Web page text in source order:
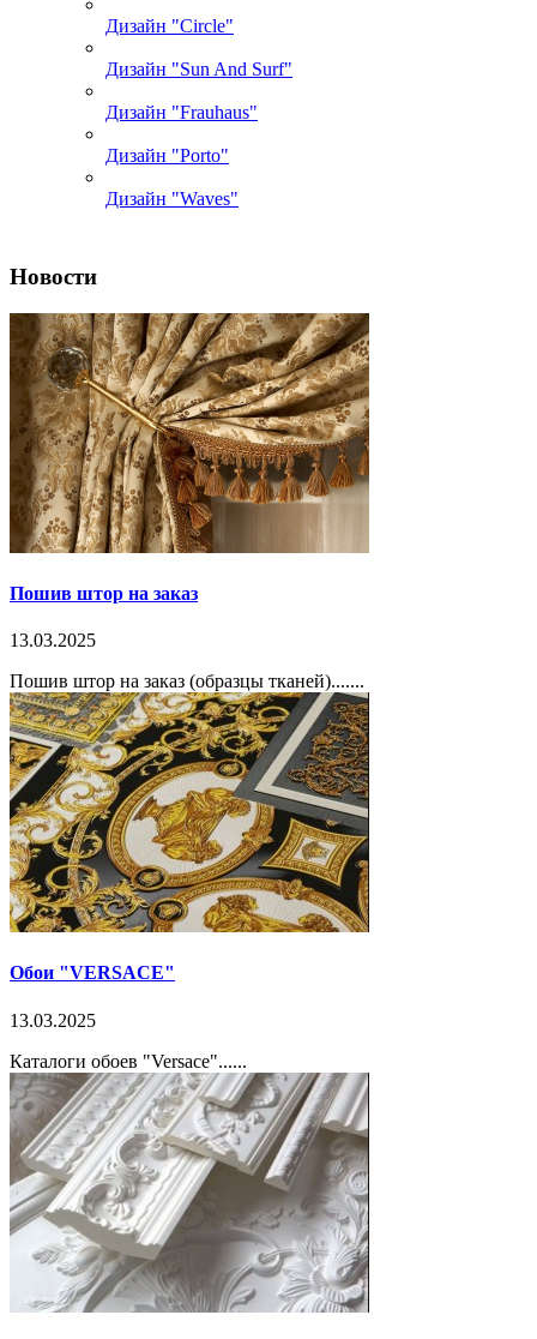
Дизайн "Circle"
Дизайн "Sun And Surf"
Дизайн "Frauhaus"
Дизайн "Porto"
Дизайн "Waves"
Новости
Пошив штор на заказ
13.03.2025
Пошив штор на заказ (образцы тканей).......
Обои "VERSACE"
13.03.2025
Каталоги обоев "Versace"......